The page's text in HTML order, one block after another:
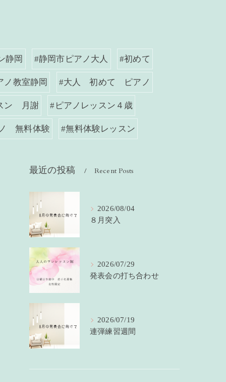
静岡 #静岡市ピアノ大人 #初めて
ノ教室静岡 #大人 初めて ピアノ
ン 月謝 #ピアノレッスン４歳
無料体験 #無料体験レッスン
最近の投稿 Recent Posts
2026/08/04
８月突入
2026/07/29
発表会の打ち合わせ
2026/07/19
連弾練習週間